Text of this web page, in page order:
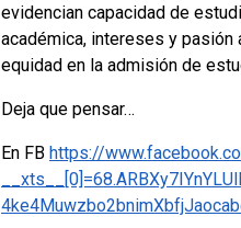
evidencian capacidad de
académica, intereses y pasión
equidad en la admisión de
Deja que pensar…
En FB https://